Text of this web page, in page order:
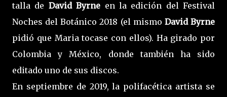
talla de David Byrne en la edición del Festival
Noches del Botánico 2018 (el mismo David Byrne
pidió que Maria tocase con ellos). Ha girado por
Colombia y México, donde también ha sido
editado uno de sus discos.
En septiembre de 2019, la polifacética artista se